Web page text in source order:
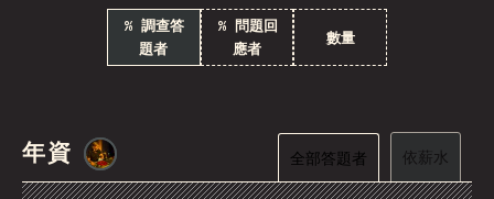
Pakistan
Iceland
% 調查答
題者
% 問題回
應者
數量
年資 全部答題者 依薪水